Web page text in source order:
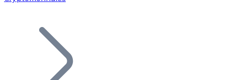
Ajoutez le token de votre projet à notre service